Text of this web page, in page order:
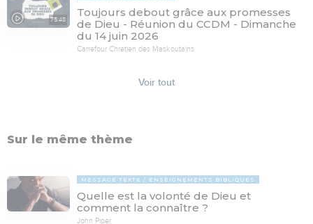
75:48
Toujours debout grâce aux promesses
de Dieu - Réunion du CCDM - Dimanche
du 14 juin 2026
Carrefour Chretien des Maskoutains
Voir tout
Sur le même thème
MESSAGE TEXTE ENSEIGNEMENTS BIBLIQUES
Quelle est la volonté de Dieu et
comment la connaître ?
John Piper